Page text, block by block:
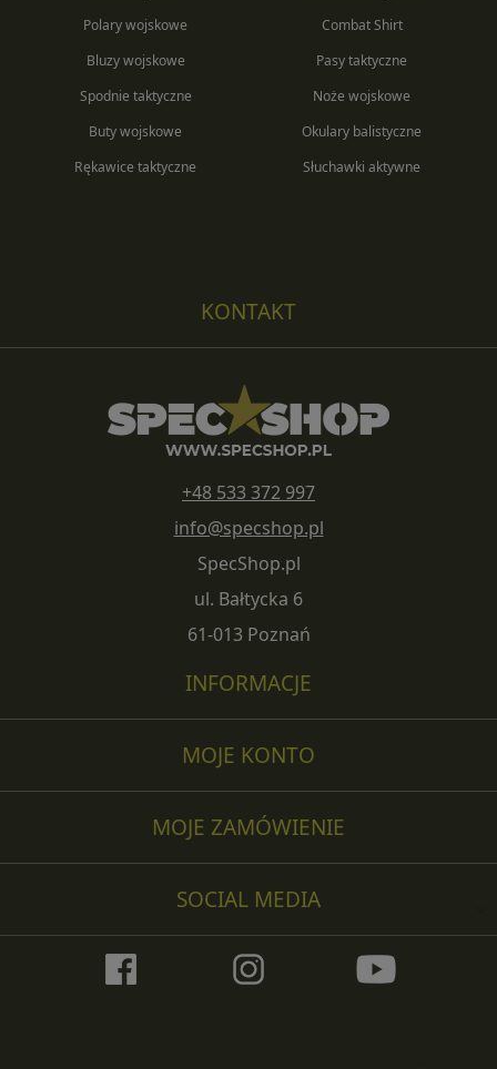
Polary wojskowe
Bluzy wojskowe
Combat Shirt
Pasy taktyczne
Spodnie taktyczne
Buty wojskowe
Rękawice taktyczne
Noże wojskowe
Okulary balistyczne
Słuchawki aktywne
MOJE ZAMÓWIENIE
MOJE KONTO
KONTAKT
+48 533 372 997
info@specshop.pl
SpecShop.pl
ul. Bałtycka 6
61-013 Poznań
INFORMACJE
SOCIAL MEDIA